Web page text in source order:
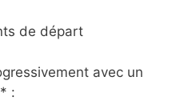
de départ
avec un
: